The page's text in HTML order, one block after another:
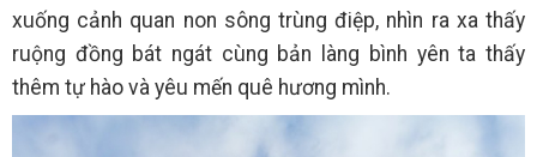
xuống cảnh quan non sông trùng điệp, nhìn ra xa thấy
ruộng đồng bát ngát cùng bản làng bình yên ta thấy
thêm tự hào và yêu mến quê hương mình.